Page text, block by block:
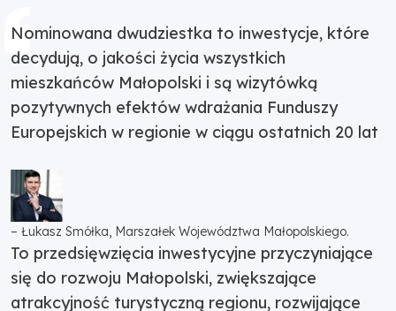
Nominowana dwudziestka to inwestycje, które
decydują, o jakości życia wszystkich
mieszkańców Małopolski i są wizytówką
pozytywnych efektów wdrażania Funduszy
Europejskich w regionie w ciągu ostatnich 20 lat
– Łukasz Smółka, Marszałek Województwa Małopolskiego.
To przedsięwzięcia inwestycyjne przyczyniające
się do rozwoju Małopolski, zwiększające
atrakcyjność turystyczną regionu, rozwijające